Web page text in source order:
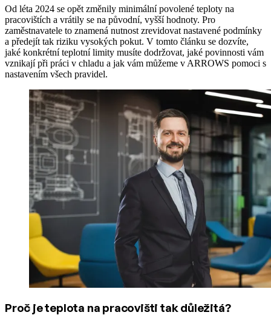
Od léta 2024 se opět změnily minimální povolené teploty na
pracovištích a vrátily se na původní, vyšší hodnoty. Pro
zaměstnavatele to znamená nutnost zrevidovat nastavené podmínky
a předejít tak riziku vysokých pokut. V tomto článku se dozvíte,
jaké konkrétní teplotní limity musíte dodržovat, jaké povinnosti vám
vznikají při práci v chladu a jak vám můžeme v ARROWS pomoci s
nastavením všech pravidel.
Proč je teplota na pracovišti tak důležitá?